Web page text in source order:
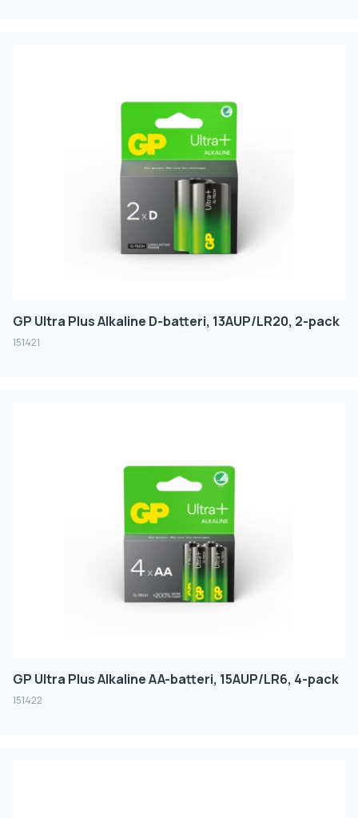
GP Ultra Plus Alkaline D-batteri, 13AUP/LR20, 2-pack
151421
GP Ultra Plus Alkaline AA-batteri, 15AUP/LR6, 4-pack
151422